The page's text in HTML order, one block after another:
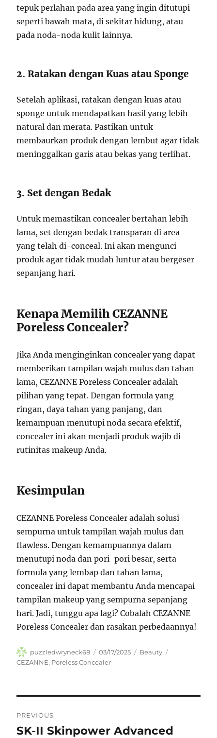
tepuk perlahan pada area yang ingin ditutupi
seperti bawah mata, di sekitar hidung, atau
pada noda-noda kulit lainnya.
2. Ratakan dengan Kuas atau Sponge
Setelah aplikasi, ratakan dengan kuas atau
sponge untuk mendapatkan hasil yang lebih
natural dan merata. Pastikan untuk
membaurkan produk dengan lembut agar tidak
meninggalkan garis atau bekas yang terlihat.
3. Set dengan Bedak
Untuk memastikan concealer bertahan lebih
lama, set dengan bedak transparan di area
yang telah di-conceal. Ini akan mengunci
produk agar tidak mudah luntur atau bergeser
sepanjang hari.
Kenapa Memilih CEZANNE
Poreless Concealer?
Jika Anda menginginkan concealer yang dapat
memberikan tampilan wajah mulus dan tahan
lama, CEZANNE Poreless Concealer adalah
pilihan yang tepat. Dengan formula yang
ringan, daya tahan yang panjang, dan
kemampuan menutupi noda secara efektif,
concealer ini akan menjadi produk wajib di
rutinitas makeup Anda.
Kesimpulan
CEZANNE Poreless Concealer adalah solusi
sempurna untuk tampilan wajah mulus dan
flawless. Dengan kemampuannya dalam
menutupi noda dan pori-pori besar, serta
formula yang lembap dan tahan lama,
concealer ini dapat membantu Anda mencapai
tampilan makeup yang sempurna sepanjang
hari. Jadi, tunggu apa lagi? Cobalah CEZANNE
Poreless Concealer dan rasakan perbedaannya!
Author
puzzledwryneck68
Posted
on
03/17/2025 Categories
Beauty
CEZANNE, Poreless Concealer
pos
PREVIOUS
Previous
SK-II Skinpower Advanced